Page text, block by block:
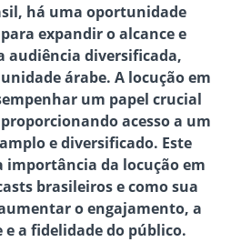
há uma oportunidade
expandir o alcance e
audiência diversificada,
árabe. A locução em
um papel crucial
acesso a um
e diversificado. Este
importância da locução em
brasileiros e como sua
o engajamento, a
a fidelidade do público.